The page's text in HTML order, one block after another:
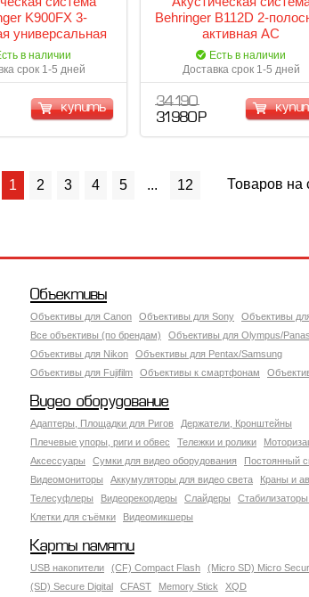
K900FX 3-
универсальная
система
для
инструментов
в наличии
срок 1-5 дней
купить
Behringer B112D 2-
активная АС
12"+1"фенольный,
(700Вт+300Вт) пик.
встроенный микшер
Есть в наличии
Доставка срок 1-5 дней
34 190
31 980 Р
1 2 3 4 5 ... 12 Товаров на
Объективы
Объективы для Canon Объективы для Sony
Объективы
Все объективы (по брендам)
Объективы для Olympus/
Объективы для Nikon
Объективы для Pentax/Samsung
Объективы для Fujifilm
Объективы к смартфонам
Видео оборудование
Адаптеры, Площадки для Ригов
Держатели, Кронштейны
Плечевые упоры, риги и обвес
Тележки и ролики
Аксессуары
Сумки для видео оборудования
Постоянный
Видеомониторы
Аккумуляторы для видео света
Краны и
Телесуфлеры
Видеорекордеры Слайдеры
Клетки для съёмки
Видеомикшеры
Карты памяти
USB накопители (CF) Compact Flash
(Micro SD) Micro
(SD) Secure Digital
CFAST Memory Stick
XQD